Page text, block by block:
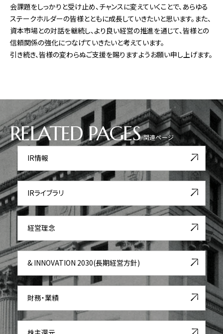
会課題をしっかりと受け止め、チャンスに変えていくことで、あらゆる
ステークホルダーの皆様とともに成長していきたいと思います。また、
資本市場との対話を継続し、より良い経営の推進を通じて、皆様との
信頼関係の強化につなげていきたいと考えています。
引き続き、皆様の変わらぬご支援を賜りますようお願い申し上げます。
RELATED PAGES 関連ページ
IR情報
IRライブラリ
経営理念
& INNOVATION 2030(長期経営方針)
財務・業績